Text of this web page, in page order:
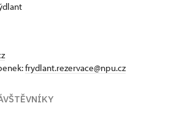
frydlant.rezervace@npu.cz